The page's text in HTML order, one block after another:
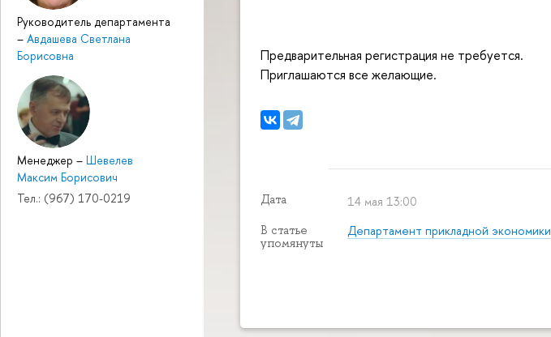
Руководитель департамента
– Авдашева Светлана
Борисовна
Менеджер – Шевелев
Максим Борисович
Тел.: (967) 170-0219
Предварительная регистрация не требуется.
Приглашаются все желающие.
Дата 14 мая 13:00
В статье
упомянуты
Департамент прикладной экономики